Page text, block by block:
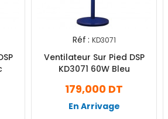
Réf : KD3071
Ventilateur Sur Pied DSP
KD3071 60W Bleu
179,000 DT
En Arrivage